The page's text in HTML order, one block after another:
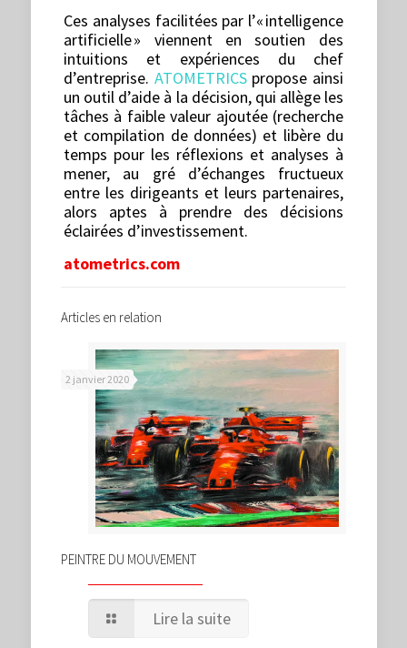
Ces analyses facilitées par l’« intelligence
artificielle » viennent en soutien des
intuitions et expériences du chef
d’entreprise. ATOMETRICSpropose ainsi
un outil d’aide à la décision, qui allège les
tâches à faible valeur ajoutée (recherche
et compilation de données) et libère du
temps pour les réflexions et analyses à
mener, au gré d’échanges fructueux
entre les dirigeants et leurs partenaires,
alors aptes à prendre des décisions
éclairées d’investissement.
atometrics.com
Articles en relation
2 janvier 2020
PEINTRE DU MOUVEMENT
Lire la suite